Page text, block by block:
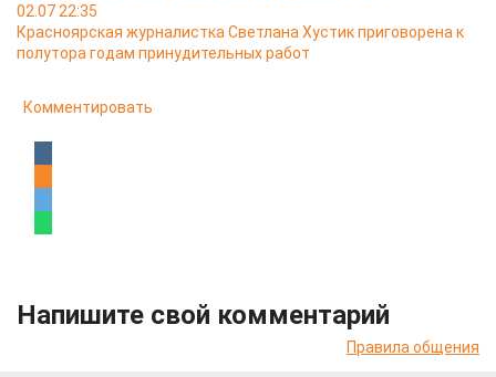
02.07 22:35
Красноярская журналистка Светлана Хустик приговорена к
полутора годам принудительных работ
Комментировать
Напишите свой комментарий
Правила общения